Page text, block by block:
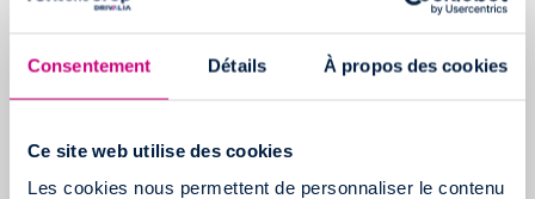
Consentement Détails À propos des cookies
Ce site web utilise des cookies
Les cookies nous permettent de personnaliser le contenu